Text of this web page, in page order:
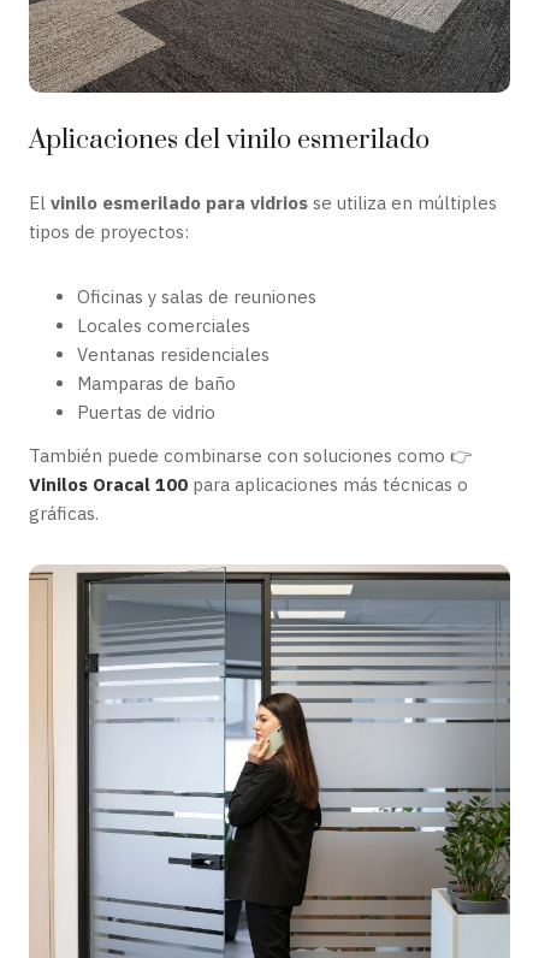
Aplicaciones del vinilo esmerilado
El vinilo esmerilado para vidrios se utiliza en múltiples
tipos de proyectos:
Oficinas y salas de reuniones
Locales comerciales
Ventanas residenciales
Mamparas de baño
Puertas de vidrio
También puede combinarse con soluciones como 👉
Vinilos Oracal 100 para aplicaciones más técnicas o
gráficas.